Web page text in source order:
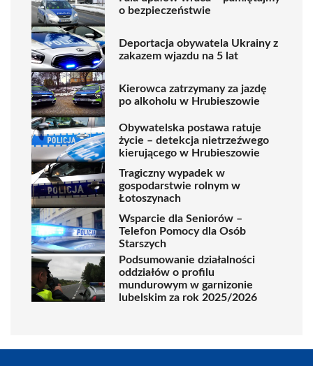
o bezpieczeństwie
Deportacja obywatela Ukrainy z
zakazem wjazdu na 5 lat
Kierowca zatrzymany za jazdę
po alkoholu w Hrubieszowie
Obywatelska postawa ratuje
życie – detekcja nietrzeźwego
kierującego w Hrubieszowie
Tragiczny wypadek w
gospodarstwie rolnym w
Łotoszynach
Wsparcie dla Seniorów –
Telefon Pomocy dla Osób
Starszych
Podsumowanie działalności
oddziałów o profilu
mundurowym w garnizonie
lubelskim za rok 2025/2026